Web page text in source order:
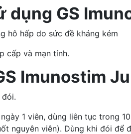
dụng GS
hô hấp do sức đề kháng kém
cấp và mạn tính.
Imunostim
đói.
1 viên, dùng liên tục trong
nguyên viên). Dùng khi đói để